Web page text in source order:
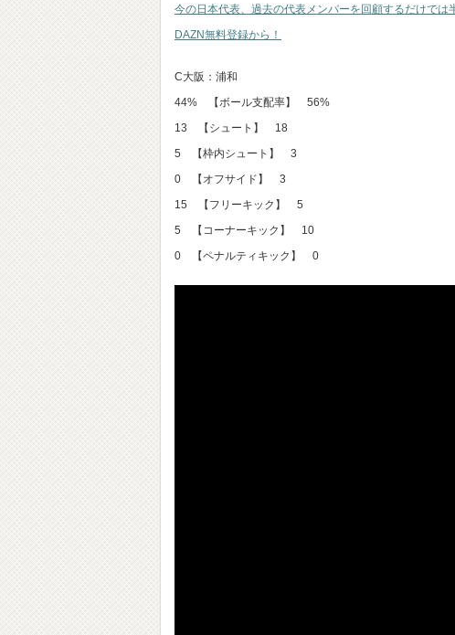
今の日本代表、過去の代表メンバーを回顧するだけで
DAZN無料登録から！
C大阪：浦和
44% 【ボール支配率】 56%
13 【シュート】 18
5 【枠内シュート】 3
0 【オフサイド】 3
15 【フリーキック】 5
5 【コーナーキック】 10
0 【ペナルティキック】 0